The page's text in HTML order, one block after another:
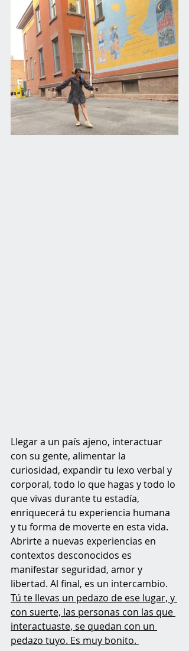
Llegar a un país ajeno, interactuar
con su gente, alimentar la
curiosidad, expandir tu lexo verbal y
corporal, todo lo que hagas y todo lo
que vivas durante tu estadía,
enriquecerá tu experiencia humana
y tu forma de moverte en esta vida.
Abrirte a nuevas experiencias en
contextos desconocidos es
manifestar seguridad, amor y
libertad. Al final, es un intercambio.
Tú te llevas un pedazo de ese lugar, y
con suerte, las personas con las que
interactuaste, se quedan con un
pedazo tuyo. Es muy bonito.